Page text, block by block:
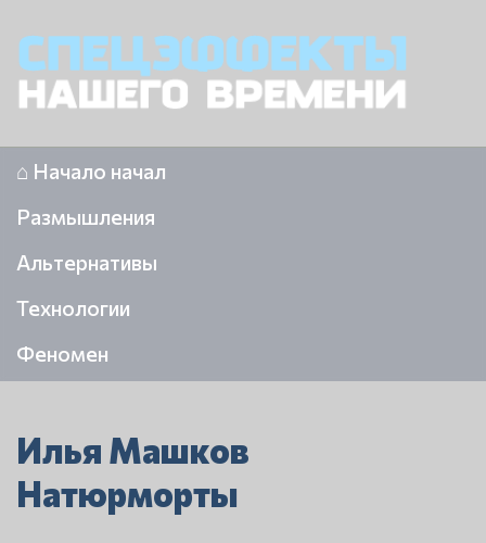
⌂ Начало начал
Размышления
Альтернативы
Технологии
Феномен
Илья Машков
Натюрморты